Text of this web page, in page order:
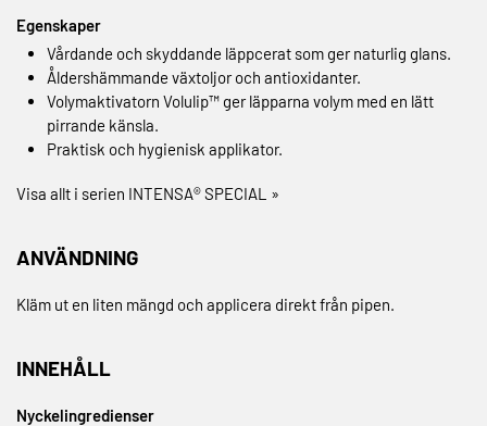
Egenskaper
Vårdande och skyddande läppcerat som ger naturlig glans.
Åldershämmande växtoljor och antioxidanter.
Volymaktivatorn Volulip™ ger läpparna volym med en lätt
pirrande känsla.
Praktisk och hygienisk applikator.
Visa allt i serien INTENSA® SPECIAL »
ANVÄNDNING
Kläm ut en liten mängd och applicera direkt från pipen.
INNEHÅLL
Nyckelingredienser